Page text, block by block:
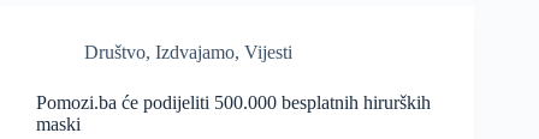
Društvo, Izdvajamo, Vijesti
Pomozi.ba će podijeliti 500.000 besplatnih hirurških
maski